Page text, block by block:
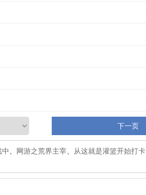
下一页
网游之荒界主宰 从这就是灌篮开始打卡